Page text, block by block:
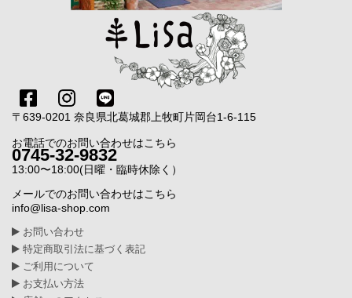
〒639-0201 奈良県北葛城郡上牧町片岡台1-6-115
お電話でのお問い合わせはこちら
0745-32-9832
13:00〜18:00(日曜・臨時休除く）
メールでのお問い合わせはこちら
info@lisa-shop.com
お問い合わせ
特定商取引法に基づく表記
ご利用について
お支払い方法